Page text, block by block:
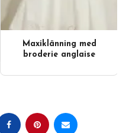
Maxiklänning med
broderie anglaise